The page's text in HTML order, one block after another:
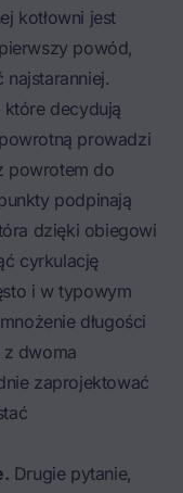
kotłowni jest
powód,
decydują
prowadzi
powrotem do
podpinają
dzięki obiegowi
cyrkulację
i w typowym
długości
dwoma
zaprojektować
Drugie pytanie,